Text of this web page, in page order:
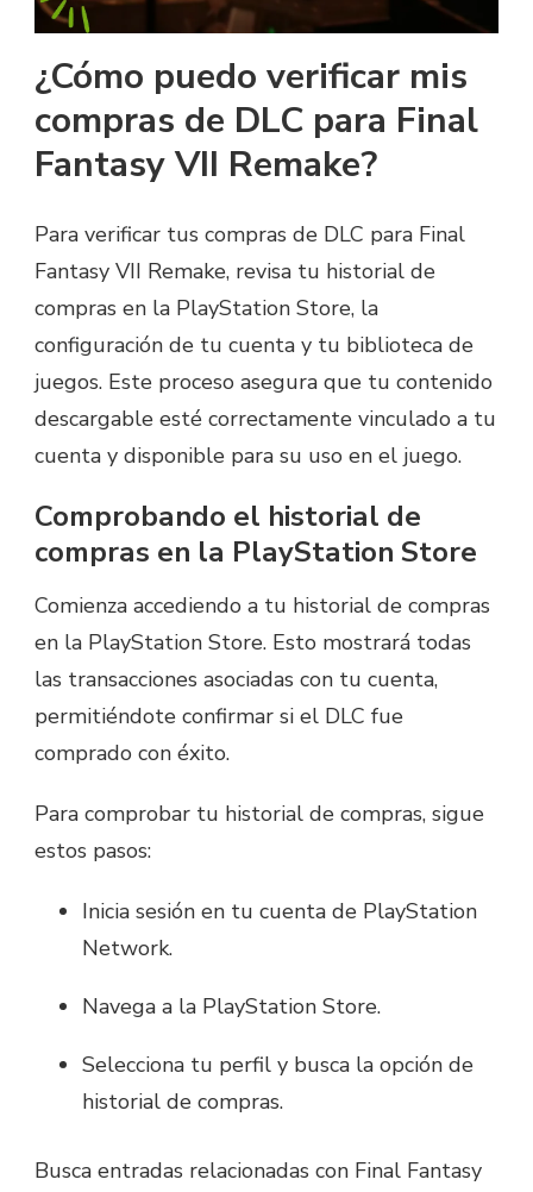
¿Cómo puedo verificar mis
compras de DLC para Final
Fantasy VII Remake?
Para verificar tus compras de DLC para Final
Fantasy VII Remake, revisa tu historial de
compras en la PlayStation Store, la
configuración de tu cuenta y tu biblioteca de
juegos. Este proceso asegura que tu contenido
descargable esté correctamente vinculado a tu
cuenta y disponible para su uso en el juego.
Comprobando el historial de
compras en la PlayStation Store
Comienza accediendo a tu historial de compras
en la PlayStation Store. Esto mostrará todas
las transacciones asociadas con tu cuenta,
permitiéndote confirmar si el DLC fue
comprado con éxito.
Para comprobar tu historial de compras, sigue
estos pasos:
Inicia sesión en tu cuenta de PlayStation
Network.
Navega a la PlayStation Store.
Selecciona tu perfil y busca la opción de
historial de compras.
Busca entradas relacionadas con Final Fantasy